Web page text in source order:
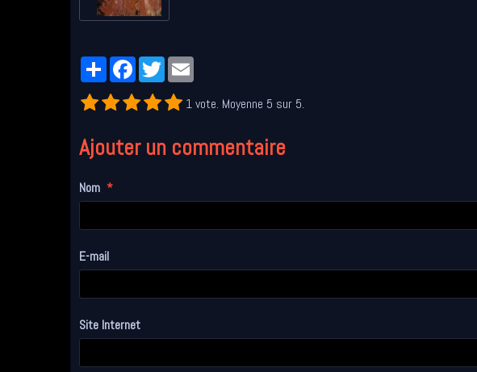
PartagerFacebookTwitter
1vote. Moyenne 5 sur 5.
Ajouter un commentaire
Nom
E-mail
Site Internet